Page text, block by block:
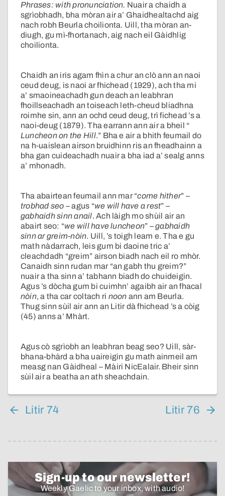
Phrases: with pronunciation. Nuair a chaidh a
sgrìobhadh, bha mòran air a’ Ghaidhealtachd aig
nach robh Beurla choilionta. Uill, tha mòran an-
diugh, gu mì-fhortanach, aig nach eil Gàidhlig
choilionta.
Chaidh an iris agam fhìn a chur an clò ann an naoi
ceud deug, is naoi ar fhichead (1929), ach tha mi
a’ smaoineachadh gun deach an leabhran
fhoillseachadh an toiseach leth-cheud bliadhna
roimhe sin, ann an ochd ceud deug, trì fichead ’s a
naoi-deug (1879). Tha earrann ann air a bheil “
Luncheon on the Hill.” Bha e air a bhith feumail do
na h-uaislean airson bruidhinn ris an fheadhainn a
bha gan cuideachadh nuair a bha iad a’ sealg anns
a’ mhonadh.
Tha abairtean feumail ann mar “come hither” –
trobhad seo – agus “we will have a rest” –
gabhaidh sinn anail. Ach làigh mo shùil air an
abairt seo: “we will have luncheon” –gabhaidh
sinn ar greim-nòin. Uill, ’s toigh leam e. Tha e gu
math nàdarrach, leis gum bi daoine tric a’
cleachdadh “greim” airson biadh nach eil ro mhòr.
Canaidh sinn rudan mar “an gabh thu greim?”
nuair a tha sinn a’ tabhann biadh do chuideigin.
Agus ’s dòcha gum bi cuimhn’ agaibh air an fhacal
nòin, a tha car coltach ri noon ann am Beurla.
Thug sinn sùil air ann an Litir dà fhichead ’s a còig
(45) anns a’ Mhàrt.
Agus cò sgrìobh an leabhran beag seo? Uill, sàr-
bhana-bhàrd a bha uaireigin gu math ainmeil am
measg nan Gàidheal – Màiri NicEalair. Bheir sinn
sùil air a beatha an ath sheachdain.
Litir 74 Litir 76
Sign-up to our newsletter!
Weekly Gaelic to your inbox, with audio!